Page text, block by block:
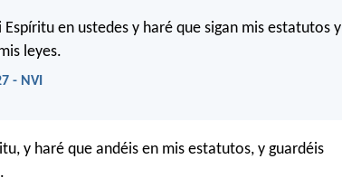
en ustedes y haré que sigan mis estatutos y
leyes.
- NVI
y haré que andéis en mis estatutos, y guardéis